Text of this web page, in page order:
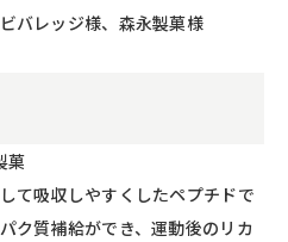
バレッジ様、森永製菓様
菓
て吸収しやすくしたペプチドで
ク質補給ができ、運動後のリカ